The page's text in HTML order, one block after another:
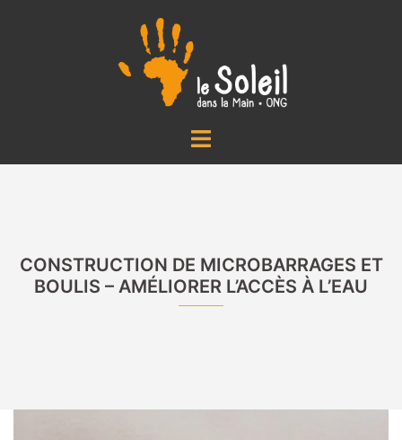
Ouvrir/fermer
CONSTRUCTION DE MICROBARRAGES ET
BOULIS – AMÉLIORER L’ACCÈS À L’EAU